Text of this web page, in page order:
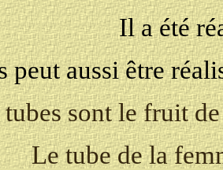
Il a été
peut aussi être
sont le fruit
Le tube de la